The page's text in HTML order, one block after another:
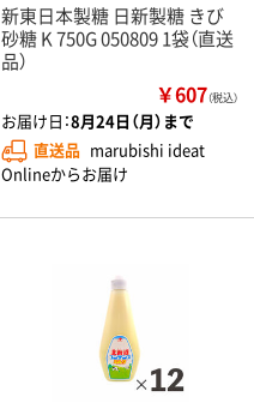
新東日本製糖 日新製糖 きび
砂糖 K 750G 050809 1袋（直送
品）
￥607（税込）
お届け日：8月24日（月）まで
直送品 marubishi ideat
Onlineからお届け